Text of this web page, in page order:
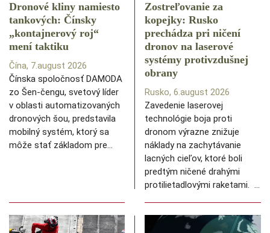
Dronové kliny namiesto
tankových: Čínsky
️„kontajnerový roj“
mení taktiku
Čína, 7.august 2026
Čínska spoločnosť DAMODA
zo Šen-čengu, svetový líder
v oblasti automatizovaných
dronových šou, predstavila
mobilný systém, ktorý sa
môže stať základom pre…
Zostreľovanie za
kopejky: Rusko
prechádza pri ničení
dronov na laserové
systémy protivzdušnej
obrany
Rusko, 6.august 2026
Zavedenie laserovej
technológie boja proti
dronom výrazne znižuje
náklady na zachytávanie
lacných cieľov, ktoré boli
predtým ničené drahými
protilietadlovými raketami. …